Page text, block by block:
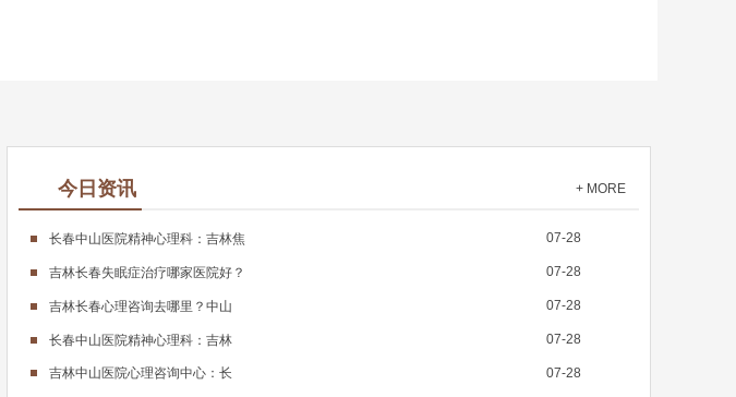
今日资讯 + MORE
长春中山医院精神心理科：吉林焦 07-28
吉林长春失眠症治疗哪家医院好？ 07-28
吉林长春心理咨询去哪里？中山 07-28
长春中山医院精神心理科：吉林 07-28
吉林中山医院心理咨询中心：长 07-28